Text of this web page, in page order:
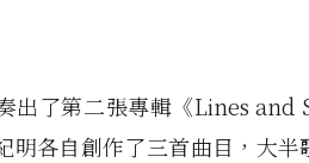
出了第二張專輯《Lines and
明各自創作了三首曲目，大